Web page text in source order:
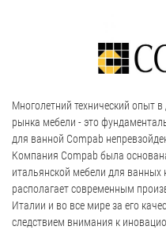
Многолетний технический опыт
рынка мебели - это
для ванной Compab
Компания Compab была
итальянской мебели для ванных
располагает современным
Италии и во все мире за его
следствием внимания к